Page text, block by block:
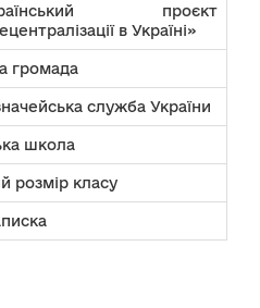
проєкт
в Україні»
громада
служба України
школа
розмір класу